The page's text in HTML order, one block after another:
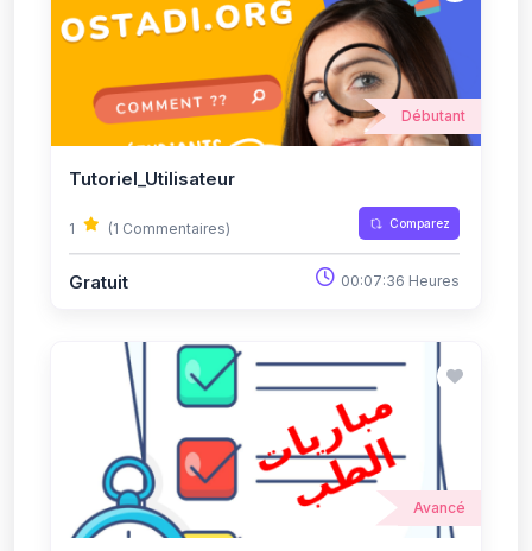
Débutant
Tutoriel_Utilisateur
1 (1 Commentaires) Comparez
Gratuit 00:07:36 Heures
Avancé